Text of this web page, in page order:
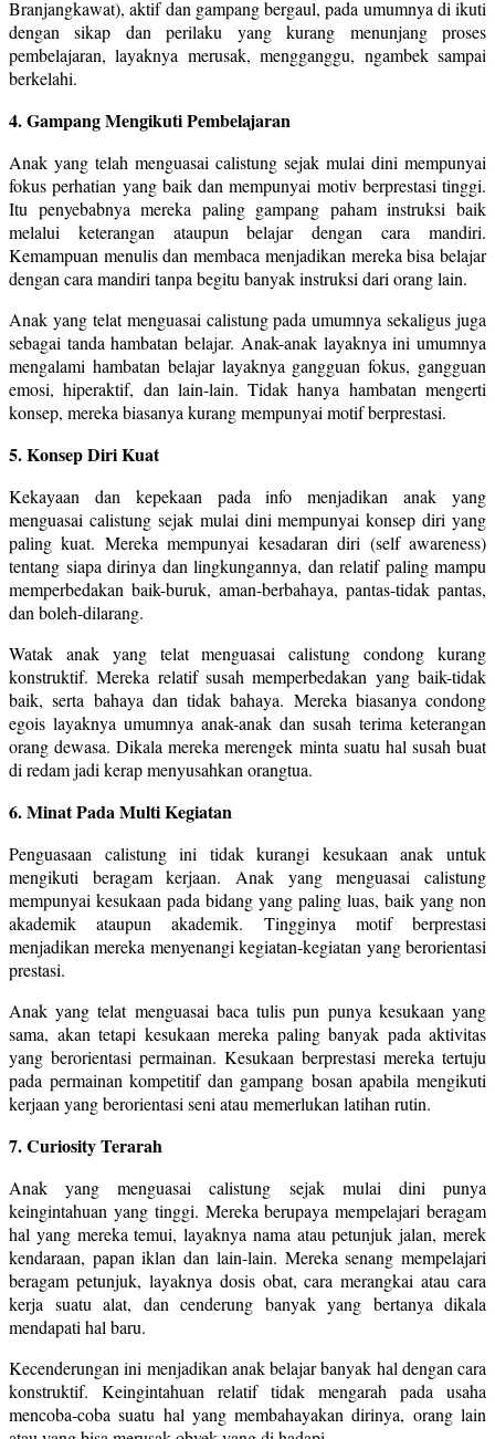
Branjangkawat), aktif dan gampang bergaul, pada umumnya di ikuti
dengan sikap dan perilaku yang kurang menunjang proses
pembelajaran, layaknya merusak, mengganggu, ngambek sampai
berkelahi.
4. Gampang Mengikuti Pembelajaran
Anak yang telah menguasai calistung sejak mulai dini mempunyai
fokus perhatian yang baik dan mempunyai motiv berprestasi tinggi.
Itu penyebabnya mereka paling gampang paham instruksi baik
melalui keterangan ataupun belajar dengan cara mandiri.
Kemampuan menulis dan membaca menjadikan mereka bisa belajar
dengan cara mandiri tanpa begitu banyak instruksi dari orang lain.
Anak yang telat menguasai calistung pada umumnya sekaligus juga
sebagai tanda hambatan belajar. Anak-anak layaknya ini umumnya
mengalami hambatan belajar layaknya gangguan fokus, gangguan
emosi, hiperaktif, dan lain-lain. Tidak hanya hambatan mengerti
konsep, mereka biasanya kurang mempunyai motif berprestasi.
5. Konsep Diri Kuat
Kekayaan dan kepekaan pada info menjadikan anak yang
menguasai calistung sejak mulai dini mempunyai konsep diri yang
paling kuat. Mereka mempunyai kesadaran diri (self awareness)
tentang siapa dirinya dan lingkungannya, dan relatif paling mampu
memperbedakan baik-buruk, aman-berbahaya, pantas-tidak pantas,
dan boleh-dilarang.
Watak anak yang telat menguasai calistung condong kurang
konstruktif. Mereka relatif susah memperbedakan yang baik-tidak
baik, serta bahaya dan tidak bahaya. Mereka biasanya condong
egois layaknya umumnya anak-anak dan susah terima keterangan
orang dewasa. Dikala mereka merengek minta suatu hal susah buat
di redam jadi kerap menyusahkan orangtua.
6. Minat Pada Multi Kegiatan
Penguasaan calistung ini tidak kurangi kesukaan anak untuk
mengikuti beragam kerjaan. Anak yang menguasai calistung
mempunyai kesukaan pada bidang yang paling luas, baik yang non
akademik ataupun akademik. Tingginya motif berprestasi
menjadikan mereka menyenangi kegiatan-kegiatan yang berorientasi
prestasi.
Anak yang telat menguasai baca tulis pun punya kesukaan yang
sama, akan tetapi kesukaan mereka paling banyak pada aktivitas
yang berorientasi permainan. Kesukaan berprestasi mereka tertuju
pada permainan kompetitif dan gampang bosan apabila mengikuti
kerjaan yang berorientasi seni atau memerlukan latihan rutin.
7. Curiosity Terarah
Anak yang menguasai calistung sejak mulai dini punya
keingintahuan yang tinggi. Mereka berupaya mempelajari beragam
hal yang mereka temui, layaknya nama atau petunjuk jalan, merek
kendaraan, papan iklan dan lain-lain. Mereka senang mempelajari
beragam petunjuk, layaknya dosis obat, cara merangkai atau cara
kerja suatu alat, dan cenderung banyak yang bertanya dikala
mendapati hal baru.
Kecenderungan ini menjadikan anak belajar banyak hal dengan cara
konstruktif. Keingintahuan relatif tidak mengarah pada usaha
mencoba-coba suatu hal yang membahayakan dirinya, orang lain